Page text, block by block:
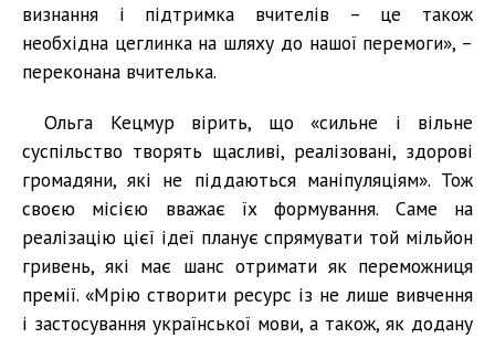
визнання і підтримка вчителів – це також
необхідна цеглинка на шляху до нашої перемоги», –
переконана вчителька.
Ольга Кецмур вірить, що «сильне і вільне
суспільство творять щасливі, реалізовані, здорові
громадяни, які не піддаються маніпуляціям». Тож
своєю місією вважає їх формування. Саме на
реалізацію цієї ідеї планує спрямувати той мільйон
гривень, які має шанс отримати як переможниця
премії. «Мрію створити ресурс із не лише вивчення
і застосування української мови, а також, як додану